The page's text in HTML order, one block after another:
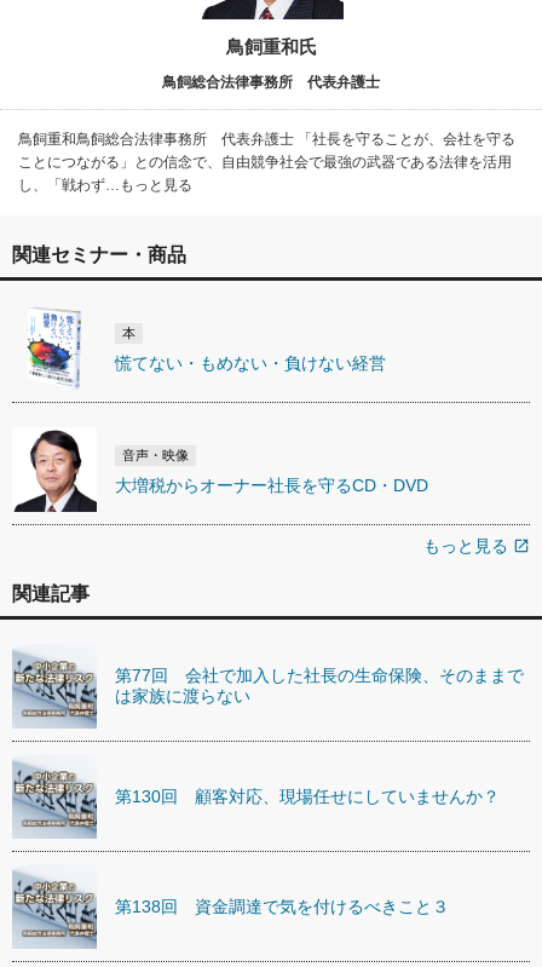
鳥飼重和氏
鳥飼総合法律事務所 代表弁護士
鳥飼重和鳥飼総合法律事務所 代表弁護士 「社長を守ることが、会社を守る
ことにつながる」との信念で、自由競争社会で最強の武器である法律を活用
し、「戦わず…もっと見る
関連セミナー・商品
本
慌てない・もめない・負けない経営
音声・映像
大増税からオーナー社長を守るCD・DVD
もっと見る open_in_new
関連記事
第77回 会社で加入した社長の生命保険、そのままで
は家族に渡らない
第130回 顧客対応、現場任せにしていませんか？
第138回 資金調達で気を付けるべきこと３